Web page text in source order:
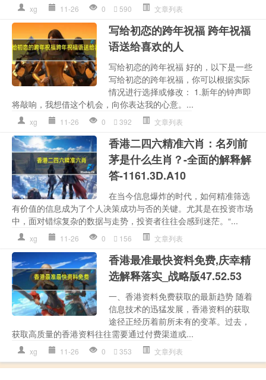
xg 11-26 0 590 文章列表
写给初恋的跨年祝福 跨年祝福
语送给喜欢的人
写给初恋的跨年祝福 好的，以下是一些
写给初恋的跨年祝福，你可以根据实际
情况进行选择或修改： 1.新年的钟声即
将敲响，我想借这个机会，向你表达我的心意。...
xg 11-26 0 392 文章列表
香港二四六精准六肖：名列前
茅是什么生肖？-全面的解释解
答-1161.3D.A10
在当今信息爆炸的时代，如何精准筛选
有价值的信息成为了个人决策成功与否的关键。尤其是在投资市场
中，面对错综复杂的数据与走势，投资者往往会感到迷茫。“...
xg 11-26 0 156 文章列表
香港最准最快资料免费,庆幸精
选解释落实_战略版47.52.53
一、香港资料免费获取的最新趋势 随着
信息技术的迅猛发展，香港资料的获取
途径正经历着前所未有的变革。过去，
获取高质量的香港资料往往需要通过付费渠道或...
xg 11-26 0 353 文章列表